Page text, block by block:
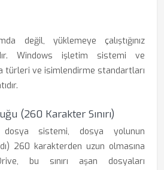
değil, yüklemeye çalıştığınız
Windows işletim sistemi ve
türleri ve isimlendirme standartları
(260 Karakter Sınırı)
dosya sistemi, dosya yolunun
260 karakterden uzun olmasına
bu sınırı aşan dosyaları